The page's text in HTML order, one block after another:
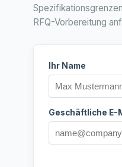
RFQ-Vorbereitung
Ihr Name
Geschäftliche E-